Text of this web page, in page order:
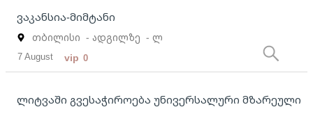
ვაკანსია-მიმტანი
თბილისი - ადგილზე - ლ
7 August vip 0
ლიტვაში გვესაჭიროება უნივერსალური მზარეული